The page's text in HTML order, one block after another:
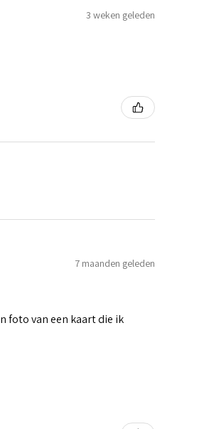
3 weken geleden
7 maanden geleden
foto van een kaart die ik